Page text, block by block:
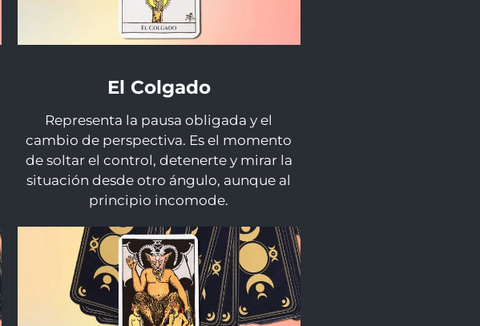
El Colgado
Representa la pausa obligada y el
cambio de perspectiva. Es el momento
de soltar el control, detenerte y mirar la
situación desde otro ángulo, aunque al
principio incomode.